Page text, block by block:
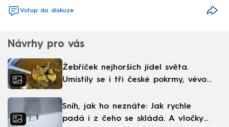
Vstup do diskuze
Návrhy pro vás
Žebříček nejhorších jídel světa.
Umístily se i tři české pokrmy, vévodí
Sníh, jak ho neznáte: Jak rychle
padá i z čeho se skládá. A vločky